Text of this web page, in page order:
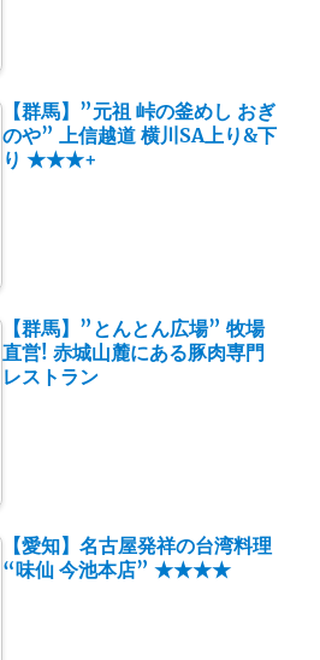
【群馬】”元祖 峠の釜めし おぎ
のや” 上信越道 横川SA上り&下
り ★★★+
【群馬】”とんとん広場” 牧場
直営! 赤城山麓にある豚肉専門
レストラン
【愛知】名古屋発祥の台湾料理
“味仙 今池本店” ★★★★